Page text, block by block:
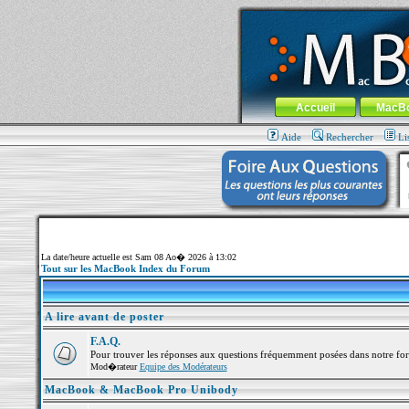
MacBook-fr.com : 100% Apple... 100%
Aller au contenu-Aller au menu
Menu général
Accueil
Aide Rechercher
La date/heure actuelle est Sam 08 Ao� 2026 à 13:02
Tout sur les MacBook Index du Forum
A lire avant de poster
F.A.Q.
Pour trouver les réponses aux questions fréquemment posées dans notre
Mod�rateurEquipe des Modérateurs
MacBook & MacBook Pro Unibody